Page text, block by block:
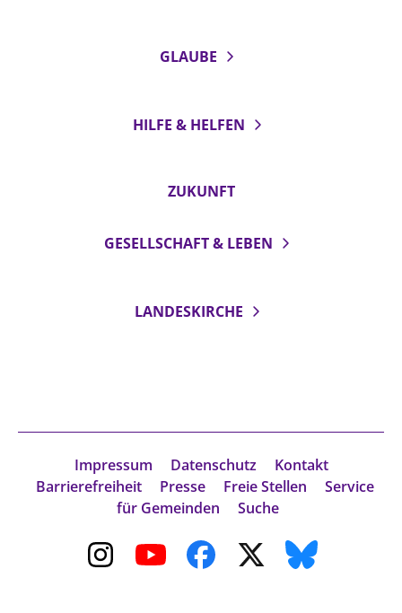
GLAUBE
HILFE & HELFEN
ZUKUNFT
GESELLSCHAFT & LEBEN
LANDESKIRCHE
Impressum Datenschutz
Kontakt
Barrierefreiheit
Presse Freie Stellen
Service
für Gemeinden
Suche